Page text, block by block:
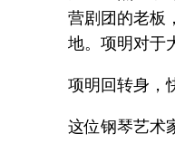
营剧团的老板
地。项明对于
项明回转身，
这位钢琴艺术